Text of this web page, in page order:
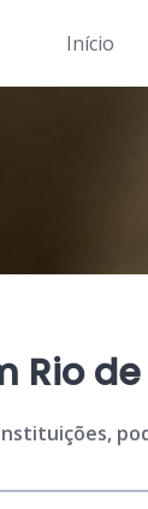
Início
Rio